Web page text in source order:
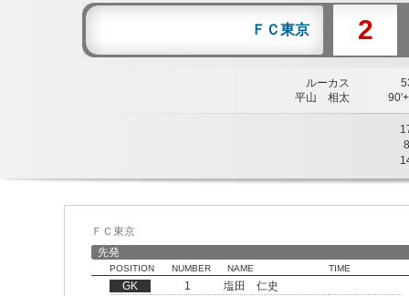
ＦＣ東京 2
ルーカス
平山 相太
8
ＦＣ東京
先発
POSITION NUMBER NAME TIME
GK 1
塩田 仁史